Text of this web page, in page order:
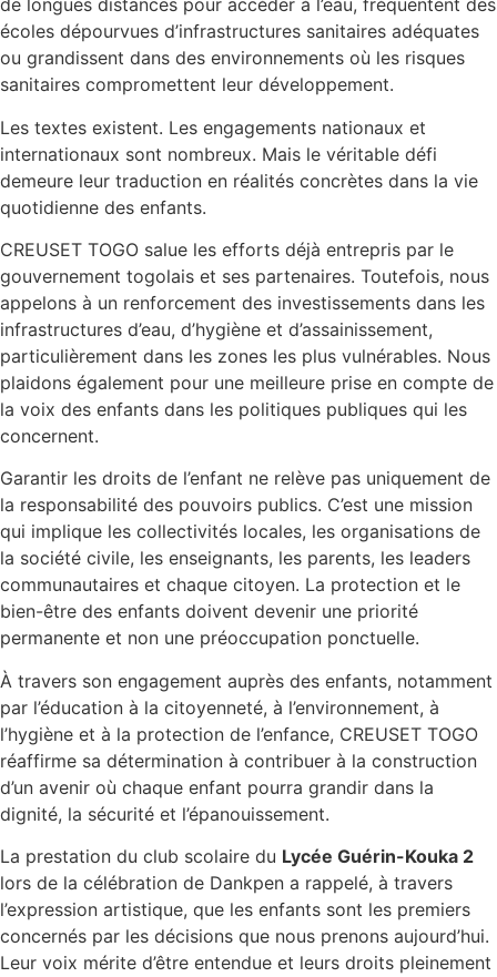
de longues distances pour accéder à l’eau, fréquentent des
écoles dépourvues d’infrastructures sanitaires adéquates
ou grandissent dans des environnements où les risques
sanitaires compromettent leur développement.
Les textes existent. Les engagements nationaux et
internationaux sont nombreux. Mais le véritable défi
demeure leur traduction en réalités concrètes dans la vie
quotidienne des enfants.
CREUSET TOGO salue les efforts déjà entrepris par le
gouvernement togolais et ses partenaires. Toutefois, nous
appelons à un renforcement des investissements dans les
infrastructures d’eau, d’hygiène et d’assainissement,
particulièrement dans les zones les plus vulnérables. Nous
plaidons également pour une meilleure prise en compte de
la voix des enfants dans les politiques publiques qui les
concernent.
Garantir les droits de l’enfant ne relève pas uniquement de
la responsabilité des pouvoirs publics. C’est une mission
qui implique les collectivités locales, les organisations de
la société civile, les enseignants, les parents, les leaders
communautaires et chaque citoyen. La protection et le
bien-être des enfants doivent devenir une priorité
permanente et non une préoccupation ponctuelle.
À travers son engagement auprès des enfants, notamment
par l’éducation à la citoyenneté, à l’environnement, à
l’hygiène et à la protection de l’enfance, CREUSET TOGO
réaffirme sa détermination à contribuer à la construction
d’un avenir où chaque enfant pourra grandir dans la
dignité, la sécurité et l’épanouissement.
La prestation du club scolaire du Lycée Guérin-Kouka 2
lors de la célébration de Dankpen a rappelé, à travers
l’expression artistique, que les enfants sont les premiers
concernés par les décisions que nous prenons aujourd’hui.
Leur voix mérite d’être entendue et leurs droits pleinement